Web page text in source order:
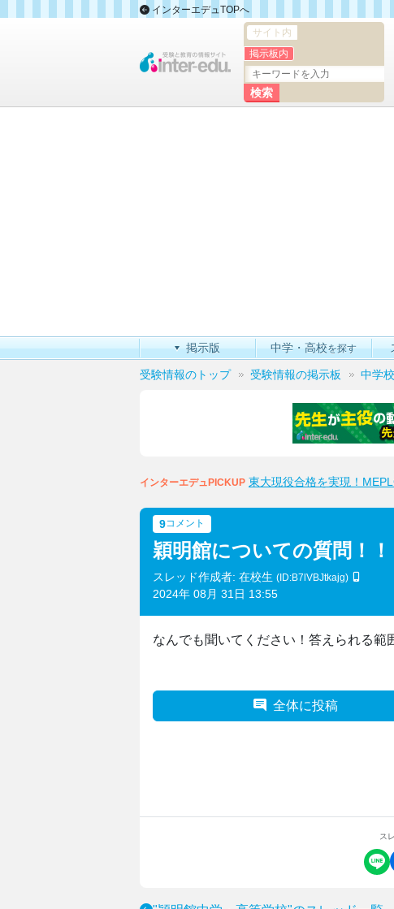
インターエデュTOPへ
サイト内
掲示板内
掲示版 中学・高校を探す
受験情報のトップ 受験情報の掲示板 中学校
インターエデュPICKUP 東大現役合格を実現！
9コメント
穎明館についての質問！！
スレッド作成者: 在校生 (ID:B7lVBJtkajg)
2024年 08月 31日 13:55
なんでも聞いてください！答えられる範
全体に投稿
ス